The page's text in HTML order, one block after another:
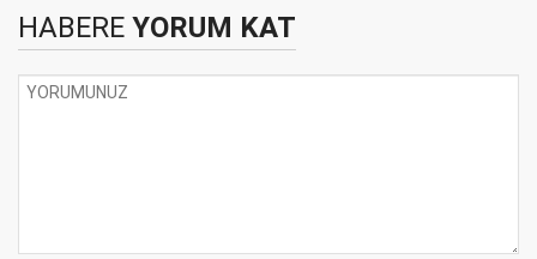
HABERE YORUM KAT